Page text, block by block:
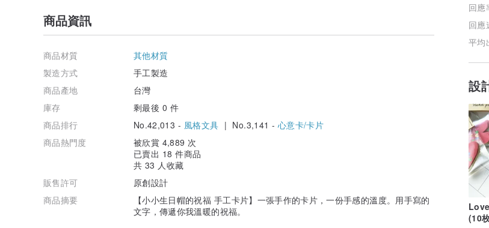
回應
回應
平均
設
(10
商品資訊
商品材質
其他材質
製造方式
手工製造
商品產地
台灣
庫存
剩最後 0 件
商品排行
No.42,013 - 風格文具 | No.3,141 -心意卡/卡片
商品熱門度
被欣賞 4,889 次
已賣出 18 件商品
共 33 人收藏
販售許可
原創設計
商品摘要
【小小生日帽的祝福 手工卡片】一張手作的卡片，一份手感的溫度。用手寫的
文字，傳遞你我溫暖的祝福。